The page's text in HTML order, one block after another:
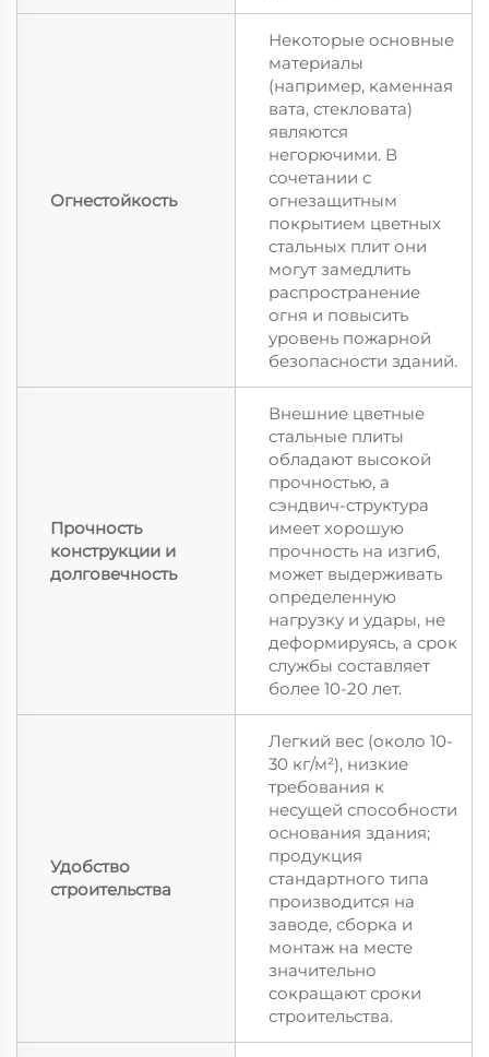
Огнестойкость
Некоторые основные
материалы
(например, каменная
вата, стекловата)
являются
негорючими. В
сочетании с
огнезащитным
покрытием цветных
стальных плит они
могут замедлить
распространение
огня и повысить
уровень пожарной
безопасности зданий.
Прочность
конструкции и
долговечность
Внешние цветные
стальные плиты
обладают высокой
прочностью, а
сэндвич-структура
имеет хорошую
прочность на изгиб,
может выдерживать
определенную
нагрузку и удары, не
деформируясь, а срок
службы составляет
более 10-20 лет.
Удобство
строительства
Легкий вес (около 10-
30 кг/м²), низкие
требования к
несущей способности
основания здания;
продукция
стандартного типа
производится на
заводе, сборка и
монтаж на месте
значительно
сокращают сроки
строительства.